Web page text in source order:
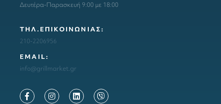
Δευτέρα-Παρασκευή 9:00 με 18:00
ΤΗΛ.ΕΠΙΚΟΙΝΩΝΙΑΣ:
210-2206956
ΕΜΑΙL:
info@grillmarket.gr